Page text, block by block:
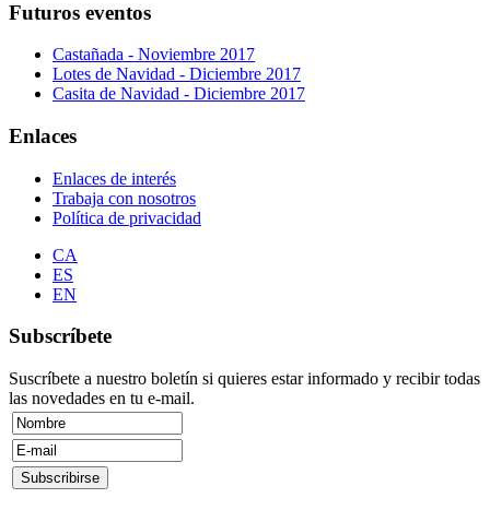
Futuros eventos
Castañada - Noviembre 2017
Lotes de Navidad - Diciembre 2017
Casita de Navidad - Diciembre 2017
Enlaces
Enlaces de interés
Trabaja con nosotros
Política de privacidad
CA
ES
EN
Subscríbete
Suscríbete a nuestro boletín si quieres estar informado y recibir todas
las novedades en tu e-mail.